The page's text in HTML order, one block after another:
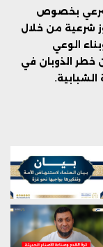
بخصوص
شرعية من خلال
الوعي
خطر الذوبان في
الشبابية.